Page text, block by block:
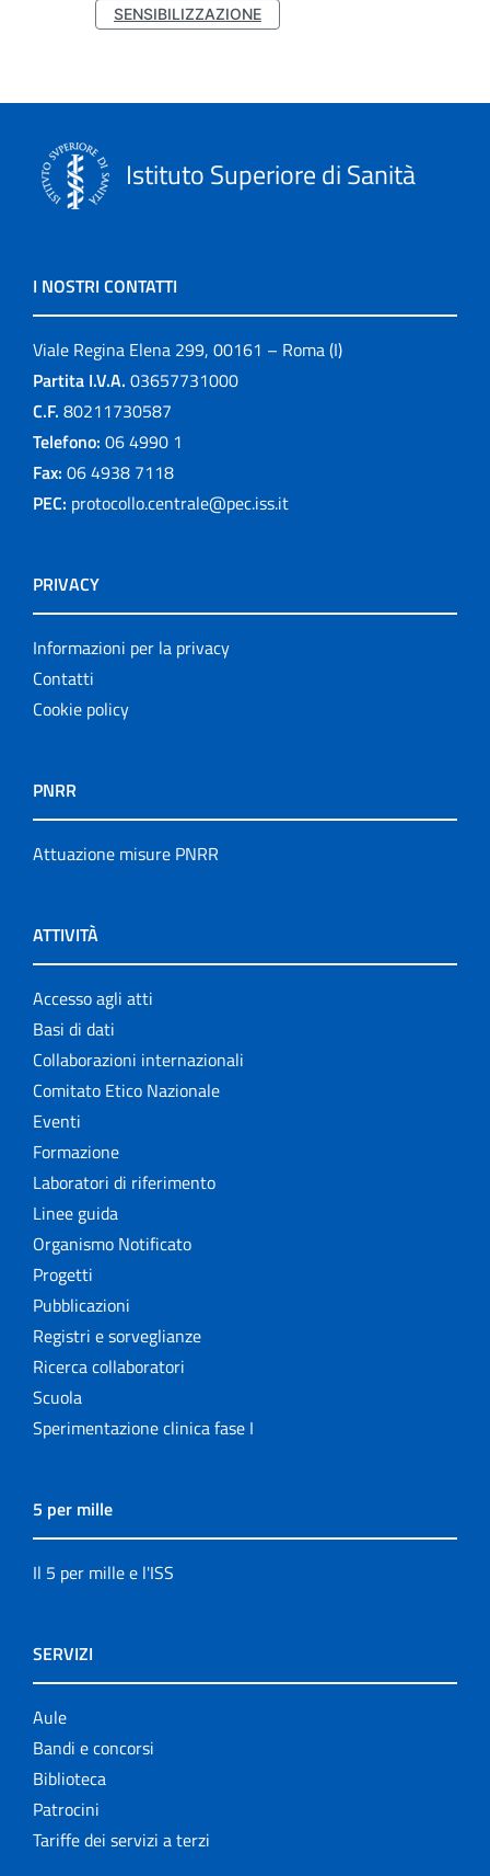
SENSIBILIZZAZIONE
Istituto Superiore di Sanità
I NOSTRI CONTATTI
Viale Regina Elena 299, 00161 – Roma (I)
Partita I.V.A. 03657731000
C.F. 80211730587
Telefono: 06 4990 1
Fax: 06 4938 7118
PEC: protocollo.centrale@pec.iss.it
PRIVACY
Informazioni per la privacy
Contatti
Cookie policy
PNRR
Attuazione misure PNRR
ATTIVITÀ
Accesso agli atti
Basi di dati
Collaborazioni internazionali
Comitato Etico Nazionale
Eventi
Formazione
Laboratori di riferimento
Linee guida
Organismo Notificato
Progetti
Pubblicazioni
Registri e sorveglianze
Ricerca collaboratori
Scuola
Sperimentazione clinica fase I
5 per mille
Il 5 per mille e l'ISS
SERVIZI
Aule
Bandi e concorsi
Biblioteca
Patrocini
Tariffe dei servizi a terzi